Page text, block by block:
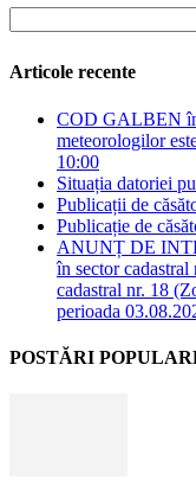
Articole recente
COD GALBEN în
meteorologilor
10:00
Situația datoriei
Publicații de
Publicație de
ANUNȚ DE
în sector
cadastral nr. 18
perioada
POSTĂRI